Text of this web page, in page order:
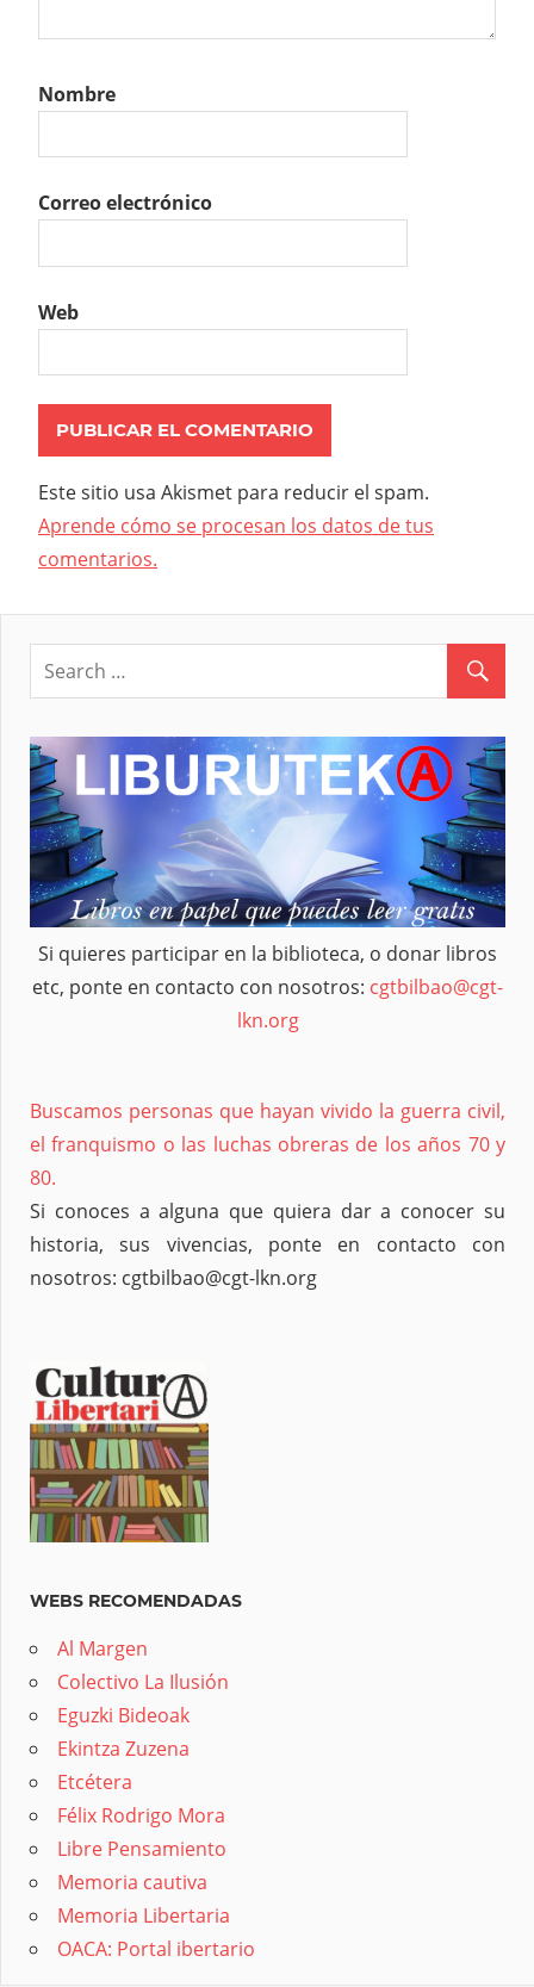
Nombre
Correo electrónico
Web
Este sitio usa Akismet para reducir el spam.
Aprende cómo se procesan los datos de tus
comentarios.
Si quieres participar en la biblioteca, o donar libros
etc, ponte en contacto con nosotros: cgtbilbao@cgt-
lkn.org
Buscamos personas que hayan vivido la guerra civil,
el franquismo o las luchas obreras de los años 70 y
80.
Si conoces a alguna que quiera dar a conocer su
historia, sus vivencias, ponte en contacto con
nosotros: cgtbilbao@cgt-lkn.org
WEBS RECOMENDADAS
Al Margen
Colectivo La Ilusión
Eguzki Bideoak
Ekintza Zuzena
Etcétera
Félix Rodrigo Mora
Libre Pensamiento
Memoria cautiva
Memoria Libertaria
OACA: Portal ibertario